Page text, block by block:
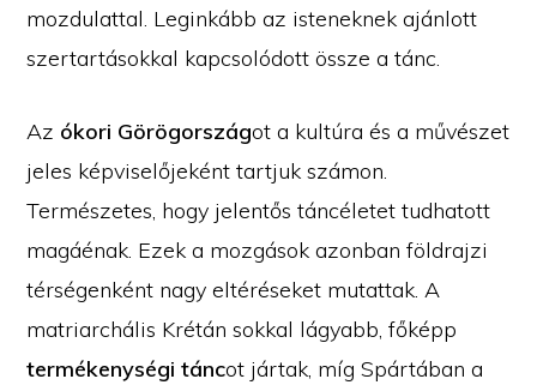
mozdulattal. Leginkább az isteneknek ajánlott
szertartásokkal kapcsolódott össze a tánc.
Az ókori Görögországot a kultúra és a művészet
jeles képviselőjeként tartjuk számon.
Természetes, hogy jelentős táncéletet tudhatott
magáénak. Ezek a mozgások azonban földrajzi
térségenként nagy eltéréseket mutattak. A
matriarchális Krétán sokkal lágyabb, főképp
termékenységi táncot jártak, míg Spártában a